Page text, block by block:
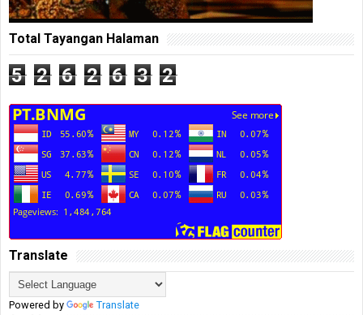
Total Tayangan Halaman
5 2 6 2 6 3 2
Translate
Powered by Translate